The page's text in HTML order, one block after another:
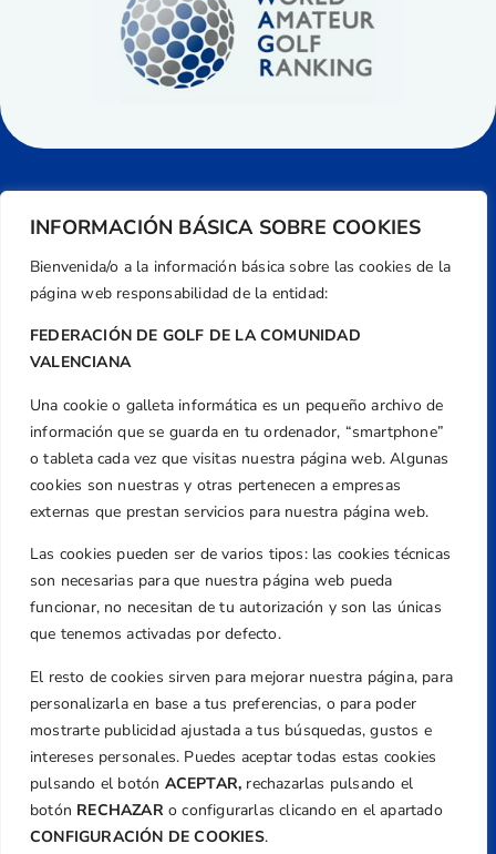
INFORMACIÓN BÁSICA SOBRE COOKIES
Bienvenida/o a la información básica sobre las cookies de la
página web responsabilidad de la entidad:
FEDERACIÓN DE GOLF DE LA COMUNIDAD
VALENCIANA
Una cookie o galleta informática es un pequeño archivo de
información que se guarda en tu ordenador, “smartphone”
o tableta cada vez que visitas nuestra página web. Algunas
cookies son nuestras y otras pertenecen a empresas
externas que prestan servicios para nuestra página web.
Las cookies pueden ser de varios tipos: las cookies técnicas
son necesarias para que nuestra página web pueda
funcionar, no necesitan de tu autorización y son las únicas
que tenemos activadas por defecto.
El resto de cookies sirven para mejorar nuestra página, para
personalizarla en base a tus preferencias, o para poder
mostrarte publicidad ajustada a tus búsquedas, gustos e
intereses personales. Puedes aceptar todas estas cookies
pulsando el botón ACEPTAR, rechazarlas pulsando el
botón RECHAZARo configurarlas clicando en el apartado
CONFIGURACIÓN DE COOKIES.
Dirección
Centre de L´Esport, Carrer d'Isaac Peral i
Caballero, Nº 5, Despachos 2 y 3, 46980,
Valencia
+34 961 367 799
Email
federacion@golfcv.com
Aviso Legal
Política de Privacidad
Transparencia
Normativa
Federación